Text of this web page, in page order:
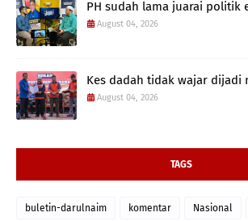
PH sudah lama juarai politik
August 04, 2026
Kes dadah tidak wajar dijadi
August 04, 2026
TAGS
buletin-darulnaim komentar Nasional